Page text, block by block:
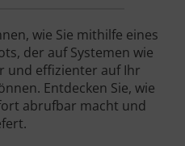
wie Sie mithilfe eines
der auf Systemen wie
und effizienter auf Ihr
Entdecken Sie, wie
abrufbar macht und